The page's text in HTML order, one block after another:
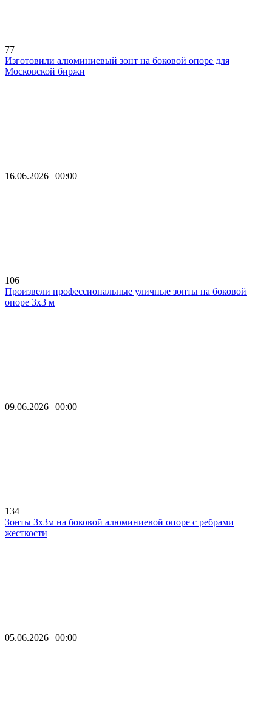
77
Изготовили алюминиевый зонт на боковой опоре для
Московской биржи
16.06.2026 | 00:00
106
Произвели профессиональные уличные зонты на боковой
опоре 3х3 м
09.06.2026 | 00:00
134
Зонты 3х3м на боковой алюминиевой опоре с ребрами
жесткости
05.06.2026 | 00:00